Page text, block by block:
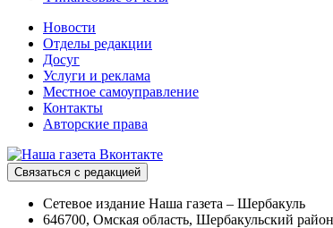
Новости
Отделы редакции
Досуг
Услуги и реклама
Местное самоуправление
Контакты
Авторские права
Связаться с редакцией
Сетевое издание Наша газета – Шербакуль
646700, Омская область, Шербакульский